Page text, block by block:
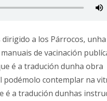
a los Párrocos, unha
de vacinación
é a tradución dunha obra
podémolo contemplar na
é a tradución dunhas